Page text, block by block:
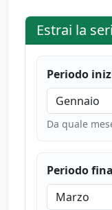
Estrai la
Periodo
Da quale
Periodo